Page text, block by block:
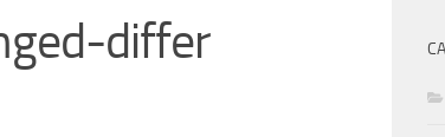
differ